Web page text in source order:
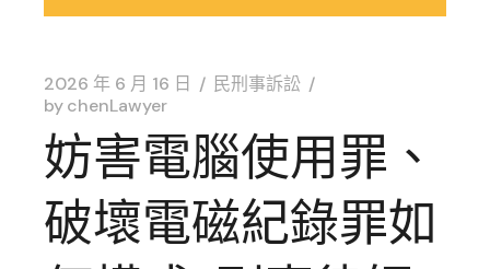
2026 年 6 月 16 日
民刑事訴訟
bychenLawyer
妨害電腦使用罪、
破壞電磁紀錄罪如